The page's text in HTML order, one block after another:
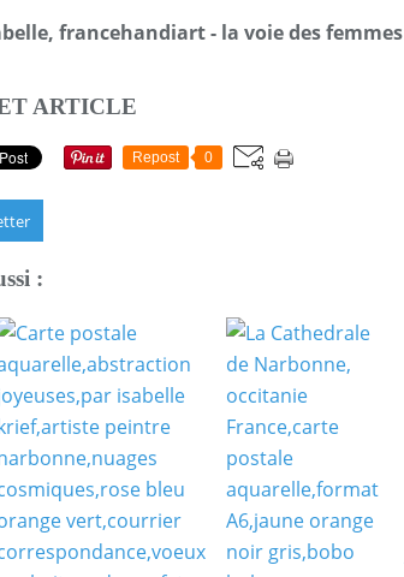
francehandiart - la voie des femmes
ARTICLE
Repost 0
: